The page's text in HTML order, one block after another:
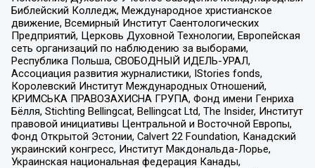
Библейский Колледж, Международное христианское
движение, Всемирный Институт Саентологических
Предприятий, Церковь Духовной Технологии, Европейская
сеть организаций по наблюдению за выборами,
Республика Польша, СВОБОДНЫЙ ИДЕЛЬ-УРАЛ,
Ассоциация развития журналистики, IStories fonds,
Королевский Институт Международных Отношений,
КРИМСЬКА ПРАВОЗАХИСНА ГРУПА, Фонд имени Генриха
Бёлля, Stichting Bellingcat, Bellingcat Ltd, The Insider, Институт
правовой инициативы Центральной и Восточной Европы,
Фонд Открытой Эстонии, Calvert 22 Foundation, Канадский
украинский конгресс, Институт Макдональда-Лорье,
Украинская национальная федерация Канады,